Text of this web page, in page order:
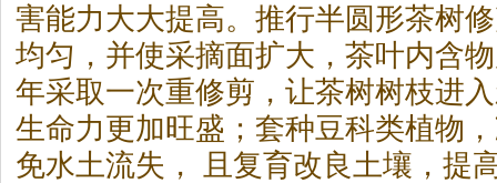
害能力大大提高。推行半圆形茶树
均匀，并使采摘面扩大， 茶叶内含
年采取一次重修剪，让茶树树枝进
生命力更加旺盛；套种豆科类植物
免水土流失， 且复育改良土壤，提